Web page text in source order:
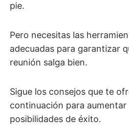
pie.
Pero necesitas las
adecuadas para garantizar
reunión salga bien.
Sigue los consejos que te
continuación para aumentar
posibilidades de éxito.